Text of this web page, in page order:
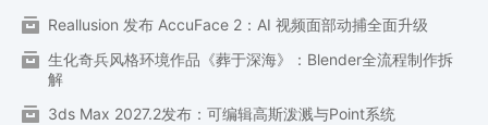
Reallusion 发布 AccuFace 2：AI 视频面部动捕全面升级
生化奇兵风格环境作品《葬于深海》：Blender全流程制作拆
解
3ds Max 2027.2发布：可编辑高斯泼溅与Point系统